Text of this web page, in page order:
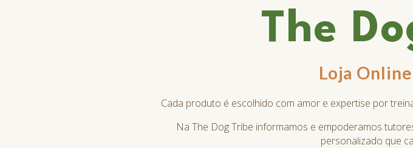
The
Loja
Cada produto é escolhido com amor e expertise por
Na The Dog Tribe informamos e empoderamos
personalizado que